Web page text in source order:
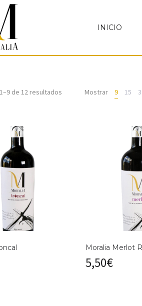
INICIO
de 12 resultados Mostrar 9 15
Moralia Merlot
5,50€